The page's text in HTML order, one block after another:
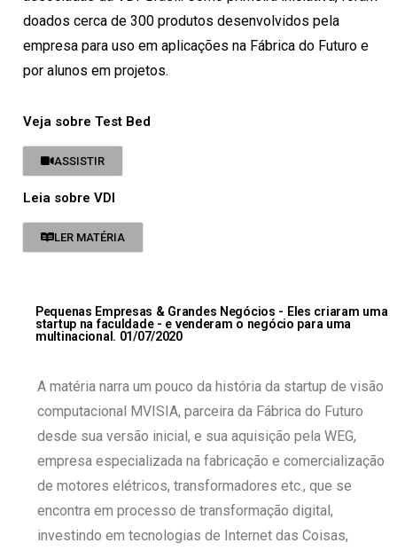
doados cerca de 300 produtos desenvolvidos pela
empresa para uso em aplicações na Fábrica do Futuro e
por alunos em projetos.
Veja sobre Test Bed
ASSISTIR
Leia sobre VDI
LER MATÉRIA
Pequenas Empresas & Grandes Negócios - Eles criaram uma
startup na faculdade - e venderam o negócio para uma
multinacional. 01/07/2020
A matéria narra um pouco da história da startup de visão
computacional MVISIA, parceira da Fábrica do Futuro
desde sua versão inicial, e sua aquisição pela WEG,
empresa especializada na fabricação e comercialização
de motores elétricos, transformadores etc., que se
encontra em processo de transformação digital,
investindo em tecnologias de Internet das Coisas,